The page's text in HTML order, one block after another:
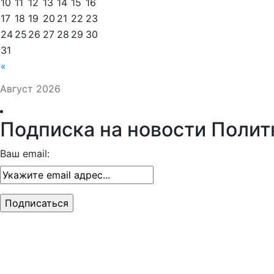
Август 2026
«
10 11 12 13 14 15 16
17 18 19 20 21 22 23
24 25 26 27 28 29 30
31
Подписка на новости
Ваш email: